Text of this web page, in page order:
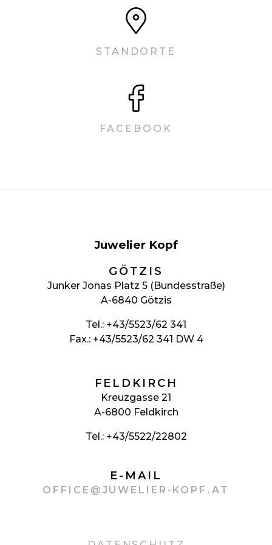
STANDORTE
FACEBOOK
Juwelier Kopf
GÖTZIS
Junker Jonas Platz 5 (Bundesstraße)
A-6840 Götzis
Tel.: +43/5523/62 341
Fax.: +43/5523/62 341 DW 4
FELDKIRCH
Kreuzgasse 21
A-6800 Feldkirch
Tel.: +43/5522/22802
E-MAIL
OFFICE@JUWELIER-KOPF.AT